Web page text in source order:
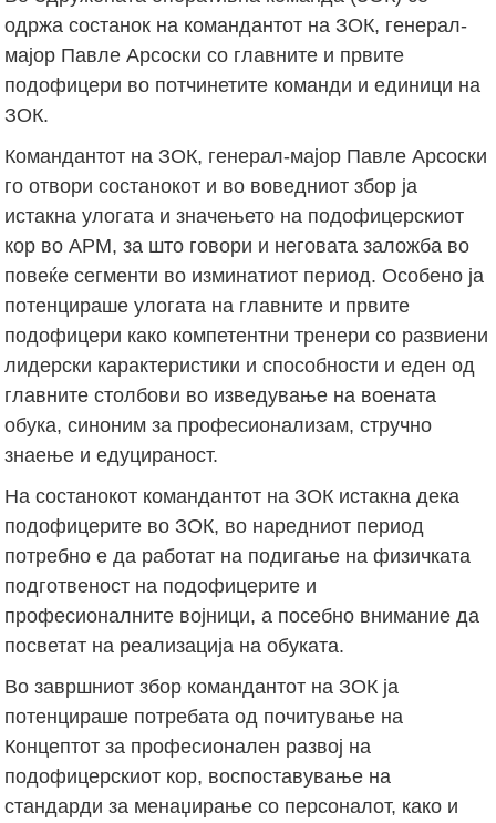
одржа состанок на командантот на ЗОК, генерал-
мајор Павле Арсоски со главните и првите
подофицери во потчинетите команди и единици на
ЗОК.
Командантот на ЗОК, генерал-мајор Павле Арсоски
го отвори состанокот и во воведниот збор ја
истакна улогата и значењето на подофицерскиот
кор во АРМ, за што говори и неговата заложба во
повеќе сегменти во изминатиот период. Особено ја
потенцираше улогата на главните и првите
подофицери како компетентни тренери со развиени
лидерски карактеристики и способности и еден од
главните столбови во изведување на воената
обука, синоним за професионализам, стручно
знаење и едуцираност.
На состанокот командантот на ЗОК истакна дека
подофицерите во ЗОК, во наредниот период
потребно е да работат на подигање на физичката
подготвеност на подофицерите и
професионалните војници, а посебно внимание да
посветат на реализација на обуката.
Во завршниот збор командантот на ЗОК ја
потенцираше потребата од почитување на
Концептот за професионален развој на
подофицерскиот кор, воспоставување на
стандарди за менаџирање со персоналот, како и